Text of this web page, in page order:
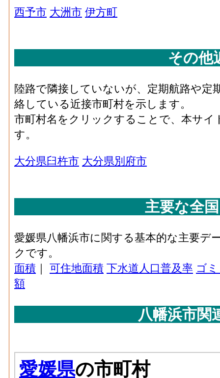
西予市 大洲市 伊方町
その他
陸路で隣接していないが、定期航路や定
絡している近接市町村を示します。
市町村名をクリックすることで、本サ
す。
大分県臼杵市 大分県別府市
主要な全
愛媛県八幡浜市に関する基本的な主要デ
クです。
面積 ｜ 可住地面積 下水道人口普及率 ゴ
額
八幡浜市関